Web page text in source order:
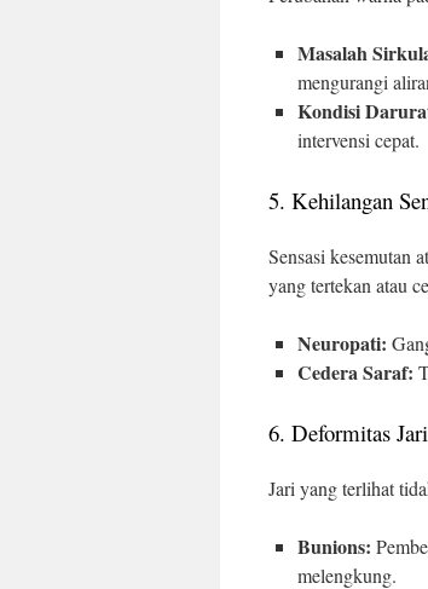
Masalah
mengurangi
Kondisi
intervensi cepat.
5. Kehilangan
Sensasi kesemutan
yang tertekan atau
Neuropati:
Cedera Saraf:
6. Deformitas Jari
Jari yang terlihat
Bunions:
melengkung.